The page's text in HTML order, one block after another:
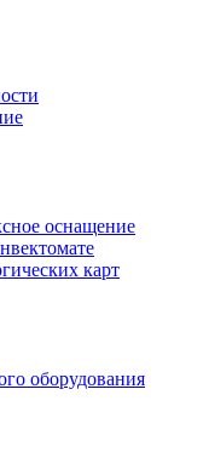
оснащение
карт
оборудования